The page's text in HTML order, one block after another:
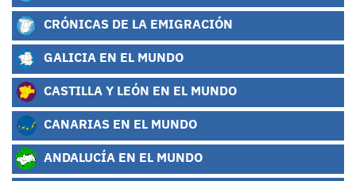
CRÓNICAS DE LA EMIGRACIÓN
GALICIA EN EL MUNDO
CASTILLA Y LEÓN EN EL MUNDO
CANARIAS EN EL MUNDO
ANDALUCÍA EN EL MUNDO